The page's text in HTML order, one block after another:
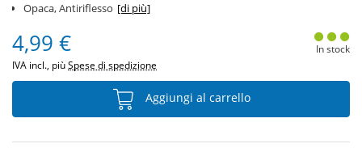
Opaca, Antiriflesso [di più]
4,99 €
IVA incl., piùSpese di spedizione
In stock
Aggiungi al carrello